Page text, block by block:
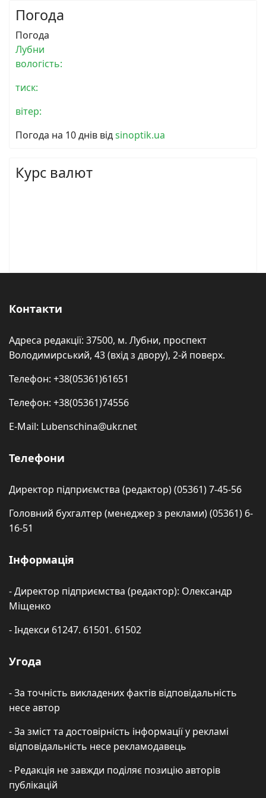
Погода
Погода
Лубни
вологість:
тиск:
вітер:
Погода на 10 днів відsinoptik.ua
Курс валют
Контакти
Адреса редакції: 37500, м. Лубни, проспект
Володимирський, 43 (вхід з двору), 2-й поверх.
Телефон: +38(05361)61651
Телефон: +38(05361)74556
E-Mail: Lubenschina@ukr.net
Телефони
Директор підприємства (редактор) (05361) 7-45-56
Головний бухгалтер (менеджер з реклами) (05361) 6-
16-51
Інформація
- Директор підприємства (редактор): Олександр
Міщенко
- Індекси 61247. 61501. 61502
Угода
- За точність викладених фактів відповідальність
несе автор
- За зміст та достовірність інформації у рекламі
відповідальність несе рекламодавець
- Редакція не завжди поділяє позицію авторів
публікацій